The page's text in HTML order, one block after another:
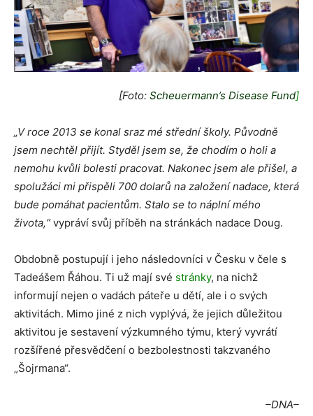
[Foto: Scheuermann’s Disease Fund]
„V roce 2013 se konal sraz mé střední školy. Původně
jsem nechtěl přijít. Styděl jsem se, že chodím o holi a
nemohu kvůli bolesti pracovat. Nakonec jsem ale přišel, a
spolužáci mi přispěli 700 dolarů na založení nadace, která
bude pomáhat pacientům. Stalo se to náplní mého
života,“vypráví svůj příběh na stránkách nadace Doug.
Obdobně postupují i jeho následovníci v Česku v čele s
Tadeášem Řáhou. Ti už mají své stránky, na nichž
informují nejen o vadách páteře u dětí, ale i o svých
aktivitách. Mimo jiné z nich vyplývá, že jejich důležitou
aktivitou je sestavení výzkumného týmu, který vyvrátí
rozšířené přesvědčení o bezbolestnosti takzvaného
„Šojrmana“.
–DNA–